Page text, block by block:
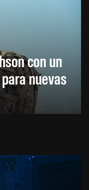
con un
nuevas